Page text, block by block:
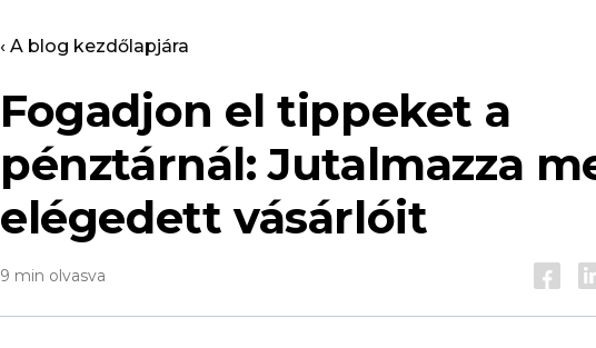
‹ A blog kezdőlapjára
Fogadjon el tippeket a
pénztárnál: Jutalmazza
elégedett vásárlóit
9 min olvasva